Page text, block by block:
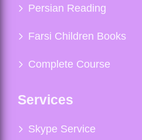
Persian Reading
Farsi Children Books
Complete Course
Services
Skype Service